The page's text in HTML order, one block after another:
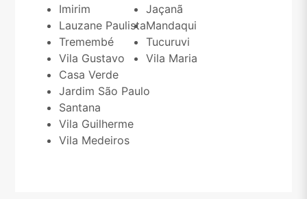
Imirim
Lauzane Paulista
Tremembé
Vila Gustavo
Jaçanã
Mandaqui
Tucuruvi
Vila Maria
Casa Verde
Jardim São Paulo
Santana
Vila Guilherme
Vila Medeiros